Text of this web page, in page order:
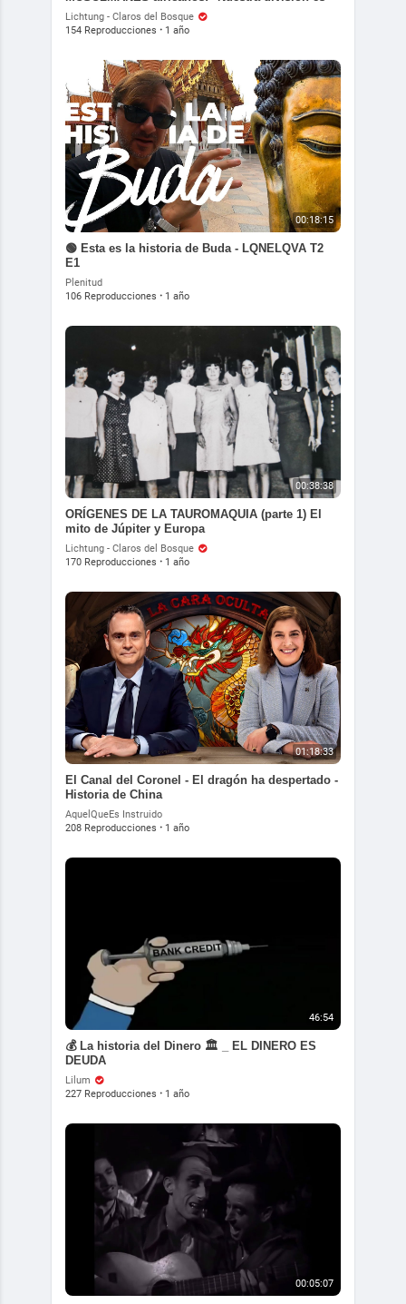
su arma" | DI
Lichtung - Claros del Bosque
154 Reproducciones · 1 año
00:18:15
🟢 Esta es la historia de Buda - LQNELQVA T2
E1
Plenitud
106 Reproducciones · 1 año
00:38:38
ORÍGENES DE LA TAUROMAQUIA (parte 1) El
mito de Júpiter y Europa
Lichtung - Claros del Bosque
170 Reproducciones · 1 año
01:18:33
El Canal del Coronel - El dragón ha despertado -
Historia de China
AquelQueEs Instruido
208 Reproducciones · 1 año
46:54
💰 La historia del Dinero 🏛 _ EL DINERO ES
DEUDA
Lilum
227 Reproducciones · 1 año
00:05:07